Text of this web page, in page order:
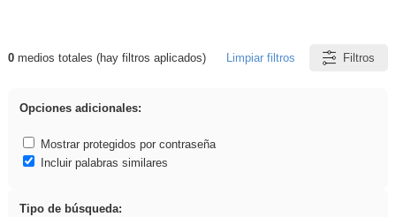
Resultados de: cortar
0medios totales (hay filtros aplicados) Limpiar filtros Filtros
Opciones adicionales:
Mostrar protegidos por contraseña
Incluir palabras similares
Tipo de búsqueda: